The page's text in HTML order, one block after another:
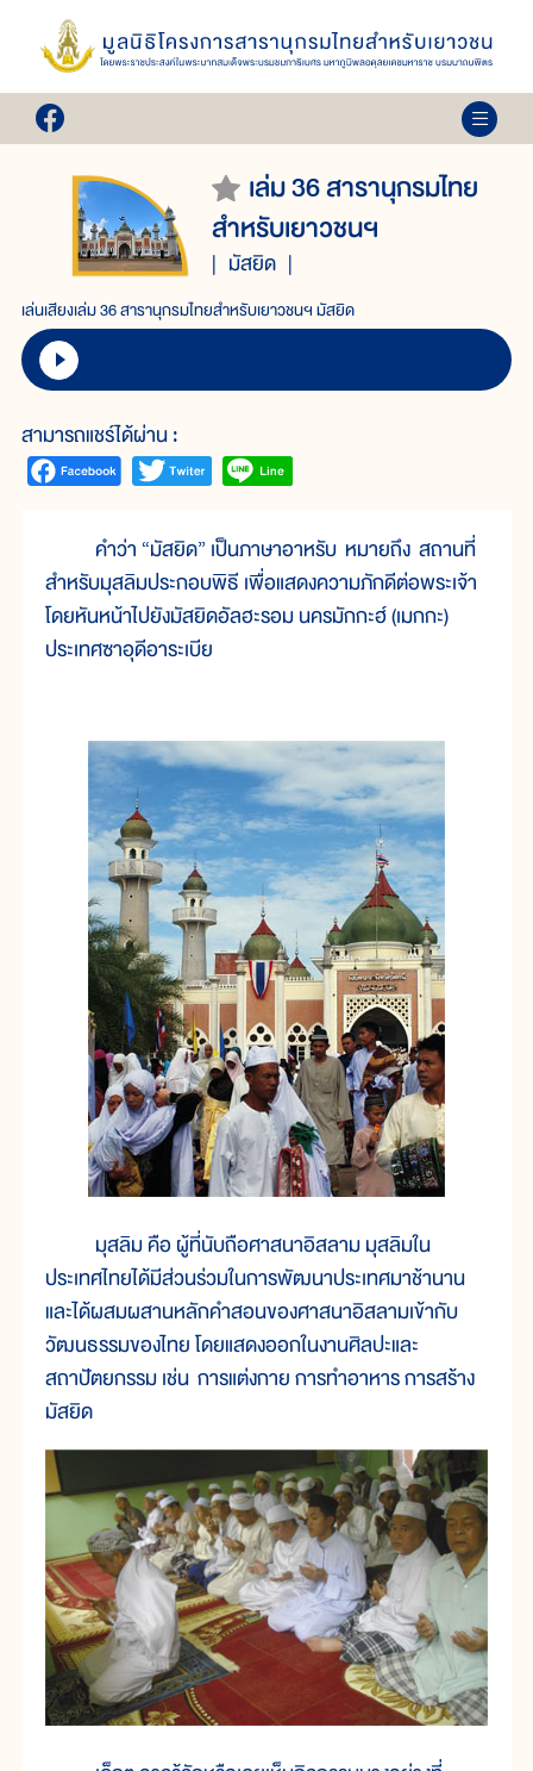
เล่ม 36 สารานุกรมไทย
สำหรับเยาวชนฯ
มัสยิด
เล่นเสียงเล่ม 36 สารานุกรมไทยสำหรับเยาวชนฯ มัสยิด
สามารถแชร์ได้ผ่าน :
คำว่า “มัสยิด” เป็นภาษาอาหรับ หมายถึง สถานที่
สำหรับมุสลิมประกอบพิธี เพื่อแสดงความภักดีต่อพระเจ้า
โดยหันหน้าไปยังมัสยิดอัลฮะรอม นครมักกะฮ์ (เมกกะ)
ประเทศซาอุดีอาระเบีย
มุสลิม คือ ผู้ที่นับถือศาสนาอิสลาม มุสลิมใน
ประเทศไทยได้มีส่วนร่วมในการพัฒนาประเทศมาช้านาน
และได้ผสมผสานหลักคำสอนของศาสนาอิสลามเข้ากับ
วัฒนธรรมของไทย โดยแสดงออกในงานศิลปะและ
สถาปัตยกรรม เช่น การแต่งกาย การทำอาหาร การสร้าง
มัสยิด